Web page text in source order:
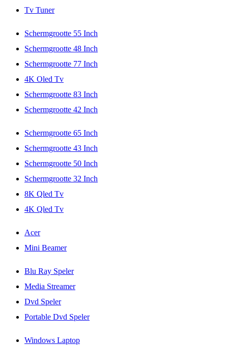
Tv Tuner
Schermgrootte 55 Inch
Schermgrootte 48 Inch
Schermgrootte 77 Inch
4K Oled Tv
Schermgrootte 83 Inch
Schermgrootte 42 Inch
Schermgrootte 65 Inch
Schermgrootte 43 Inch
Schermgrootte 50 Inch
Schermgrootte 32 Inch
8K Qled Tv
4K Qled Tv
Acer
Mini Beamer
Blu Ray Speler
Media Streamer
Dvd Speler
Portable Dvd Speler
Windows Laptop